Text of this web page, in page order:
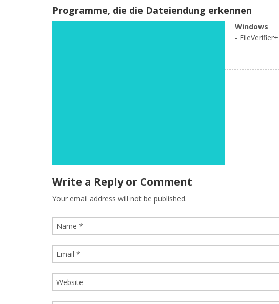
Programme, die die Dateiendung erkennen
Windows
-
Write a Reply or Comment
Your email address will not be published.